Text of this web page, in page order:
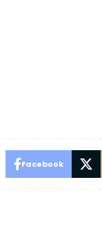
Facebook